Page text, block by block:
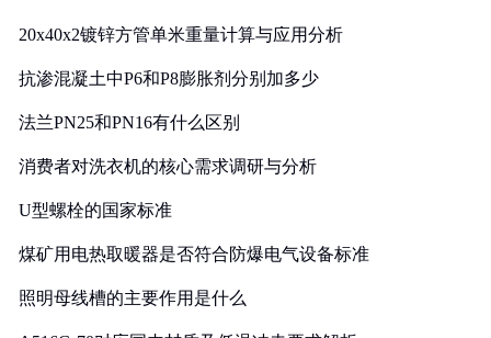
20x40x2镀锌方管单米重量计算与应用分析
抗渗混凝土中P6和P8膨胀剂分别加多少
法兰PN25和PN16有什么区别
消费者对洗衣机的核心需求调研与分析
U型螺栓的国家标准
煤矿用电热取暖器是否符合防爆电气设备标准
照明母线槽的主要作用是什么